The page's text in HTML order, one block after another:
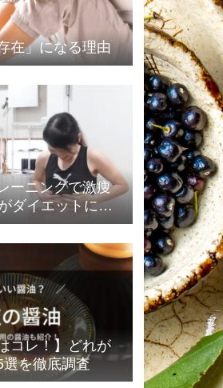
在」になる理由
ーニングで激痩
ダイエットに成
フターまとめ
コレ！】どれが
を徹底調査